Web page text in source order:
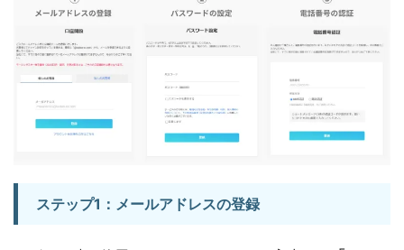
ステップ1：メールアドレスの登録